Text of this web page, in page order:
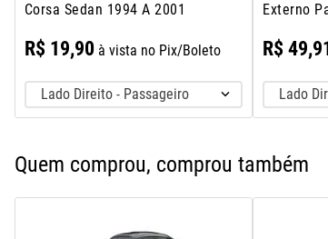
Corsa Sedan 1994 A 2001
R$ 19,90à vista no Pix/Boleto
Lado Direito - Passageiro
Externo
R$ 49,91
Lado
Quem comprou, comprou também